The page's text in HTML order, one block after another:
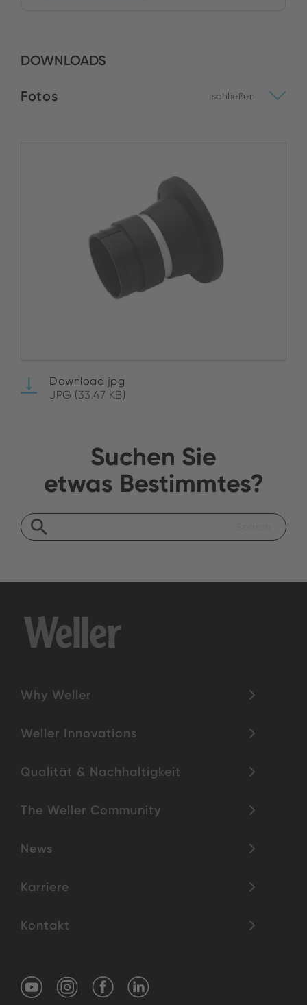
DOWNLOADS
Fotos schließen
Download jpg
JPG (33.47 KB)
Suchen Sie
etwas Bestimmtes?
Why Weller
Weller Innovations
Qualität & Nachhaltigkeit
The Weller Community
News
Karriere
Kontakt